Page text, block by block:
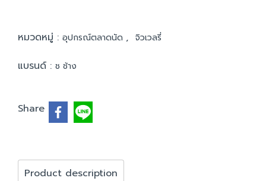
หมวดหมู่ : อุปกรณ์ตลาดนัด , จิวเวลรี่
แบรนด์ : ช ช้าง
Share
Product description